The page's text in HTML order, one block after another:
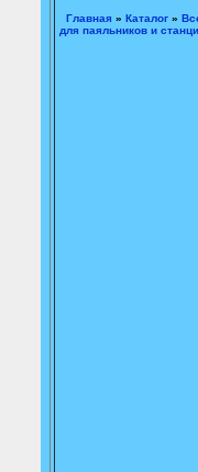
Главная » Каталог »
для паяльников и